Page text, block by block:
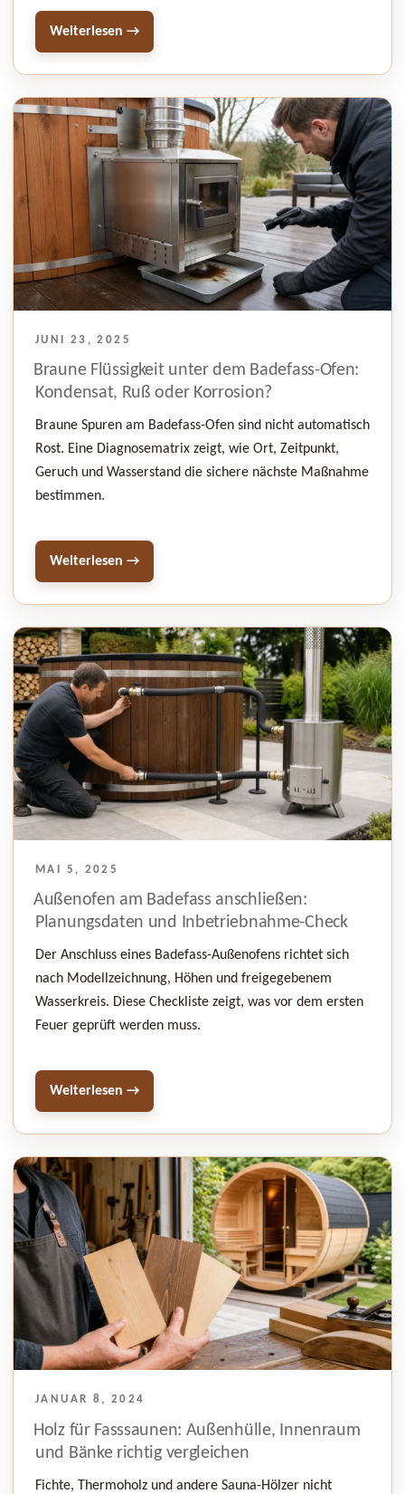
Weiterlesen →
VERÖFFENTLICHT
JUNI 23, 2025
Braune Flüssigkeit unter dem Badefass-Ofen:
Kondensat, Ruß oder Korrosion?
Braune Spuren am Badefass-Ofen sind nicht automatisch
Rost. Eine Diagnosematrix zeigt, wie Ort, Zeitpunkt,
Geruch und Wasserstand die sichere nächste Maßnahme
bestimmen.
Weiterlesen →
VERÖFFENTLICHT
MAI 5, 2025
Außenofen am Badefass anschließen:
Planungsdaten und Inbetriebnahme-Check
Der Anschluss eines Badefass-Außenofens richtet sich
nach Modellzeichnung, Höhen und freigegebenem
Wasserkreis. Diese Checkliste zeigt, was vor dem ersten
Feuer geprüft werden muss.
Weiterlesen →
VERÖFFENTLICHT
JANUAR 8, 2024
Holz für Fasssaunen: Außenhülle, Innenraum
und Bänke richtig vergleichen
Fichte, Thermoholz und andere Sauna-Hölzer nicht